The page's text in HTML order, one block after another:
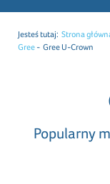
Jesteś tutaj: Strona
Gree
Gree U-Crown
Popularny